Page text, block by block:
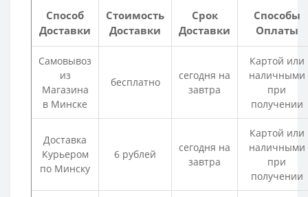
Способ
Доставки
Стоимость
Доставки
Срок
Доставки
Способы
Оплаты
Самовывоз
из
Магазина
в Минске
бесплатно
сегодня на
завтра
Картой или
наличными
при
получении
Доставка
Курьером
по Минску
6 рублей
сегодня на
завтра
Картой или
наличными
при
получении